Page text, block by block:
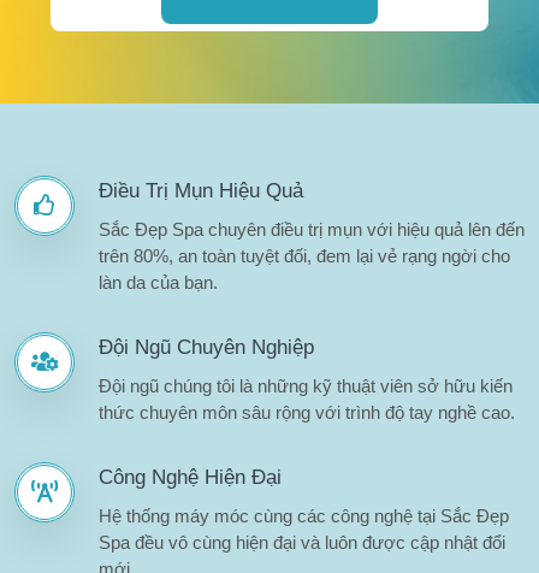
Điều Trị Mụn Hiệu Quả
Sắc Đẹp Spa chuyên điều trị mụn với hiệu quả lên đến
trên 80%, an toàn tuyệt đối, đem lại vẻ rạng ngời cho
làn da của bạn.
Đội Ngũ Chuyên Nghiệp
Đội ngũ chúng tôi là những kỹ thuật viên sở hữu kiến
thức chuyên môn sâu rộng với trình độ tay nghề cao.
Công Nghệ Hiện Đại
Hệ thống máy móc cùng các công nghệ tại Sắc Đẹp
Spa đều vô cùng hiện đại và luôn được cập nhật đổi
mới.